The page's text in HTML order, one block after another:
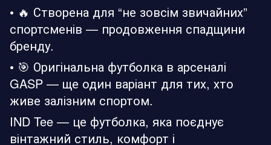
• 🔥 Створена для “не зовсім звичайних”
спортсменів — продовження спадщини
бренду.
• 🎯 Оригінальна футболка в арсеналі
GASP — ще один варіант для тих, хто
живе залізним спортом.
IND Tee — це футболка, яка поєднує
вінтажний стиль, комфорт і